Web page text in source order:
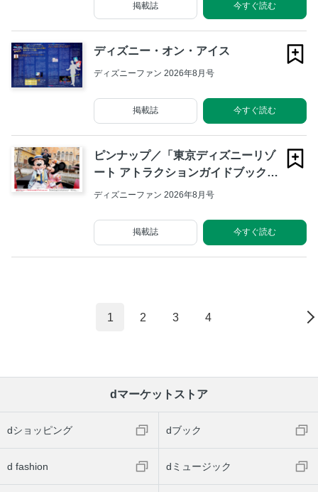
今すぐ読む
掲載誌
ディズニー・オン・アイス
ディズニーファン 2026年8月号
今すぐ読む
掲載誌
ピンナップ／「東京ディズニーリゾ
ート アトラクションガイドブック2
026-2027」より
ディズニーファン 2026年8月号
今すぐ読む
掲載誌
1 2 3 4
dマーケットストア
dショッピング dブック
d fashion dミュージック